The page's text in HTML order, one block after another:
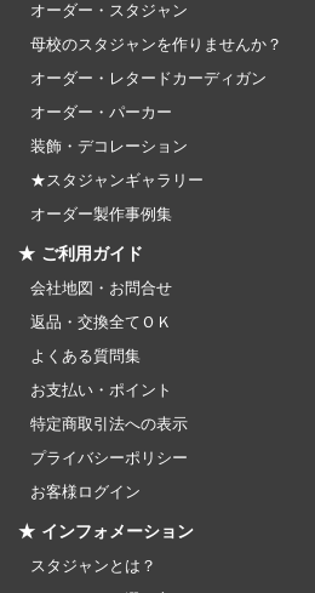
オーダー・スタジャン
母校のスタジャンを作りませんか？
オーダー・レタードカーディガン
オーダー・パーカー
装飾・デコレーション
★スタジャンギャラリー
オーダー製作事例集
★ ご利用ガイド
会社地図・お問合せ
返品・交換全てＯＫ
よくある質問集
お支払い・ポイント
特定商取引法への表示
プライバシーポリシー
お客様ログイン
★ インフォメーション
スタジャンとは？